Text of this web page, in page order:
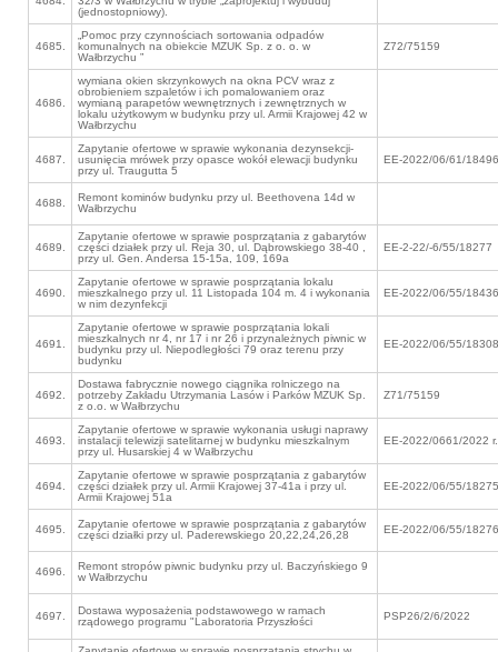
(jednostopniowy).
4685.
„Pomoc przy czynnościach sortowania odpadów
komunalnych na obiekcie MZUK Sp. z o. o. w
Wałbrzychu ”
Z72/75159
4686.
wymiana okien skrzynkowych na okna PCV wraz z
obrobieniem szpaletów i ich pomalowaniem oraz
wymianą parapetów wewnętrznych i zewnętrznych w
lokalu użytkowym w budynku przy ul. Armii Krajowej 42 w
Wałbrzychu
4687.
Zapytanie ofertowe w sprawie wykonania dezynsekcji-
usunięcia mrówek przy opasce wokół elewacji budynku
przy ul. Traugutta 5
EE-2022/06/61/18496
4688.
Remont kominów budynku przy ul. Beethovena 14d w
Wałbrzychu
4689.
Zapytanie ofertowe w sprawie posprzątania z gabarytów
części działek przy ul. Reja 30, ul. Dąbrowskiego 38-40 ,
przy ul. Gen. Andersa 15-15a, 109, 169a
EE-2-22/-6/55/18277
4690.
Zapytanie ofertowe w sprawie posprzątania lokalu
mieszkalnego przy ul. 11 Listopada 104 m. 4 i wykonania
w nim dezynfekcji
EE-2022/06/55/18436
4691.
Zapytanie ofertowe w sprawie posprzątania lokali
mieszkalnych nr 4, nr 17 i nr 26 i przynależnych piwnic w
budynku przy ul. Niepodległości 79 oraz terenu przy
budynku
EE-2022/06/55/18308
4692.
Dostawa fabrycznie nowego ciągnika rolniczego na
potrzeby Zakładu Utrzymania Lasów i Parków MZUK Sp.
z o.o. w Wałbrzychu
Z71/75159
4693.
Zapytanie ofertowe w sprawie wykonania usługi naprawy
instalacji telewizji satelitarnej w budynku mieszkalnym
przy ul. Husarskiej 4 w Wałbrzychu
EE-2022/0661/2022 r.
4694.
Zapytanie ofertowe w sprawie posprzątania z gabarytów
części działek przy ul. Armii Krajowej 37-41a i przy ul.
Armii Krajowej 51a
EE-2022/06/55/18275
4695.
Zapytanie ofertowe w sprawie posprzątania z gabarytów
części działki przy ul. Paderewskiego 20,22,24,26,28
EE-2022/06/55/18276
4696.
Remont stropów piwnic budynku przy ul. Baczyńskiego 9
w Wałbrzychu
4697.
Dostawa wyposażenia podstawowego w ramach
rządowego programu "Laboratoria Przyszłości
PSP26/2/6/2022